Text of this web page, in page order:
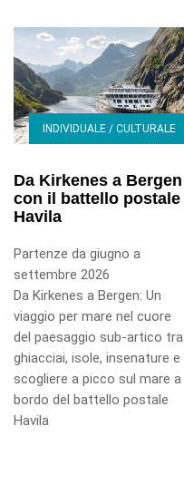
INDIVIDUALE / CULTURALE
Da Kirkenes a Bergen
con il battello postale
Havila
Partenze da giugno a
settembre 2026
Da Kirkenes a Bergen: Un
viaggio per mare nel cuore
del paesaggio sub-artico tra
ghiacciai, isole, insenature e
scogliere a picco sul mare a
bordo del battello postale
Havila